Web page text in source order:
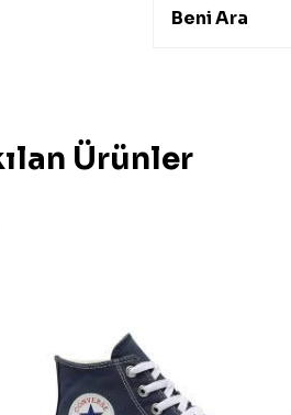
Su geçirmez,
Dayanıklı Su
Beni Ara
Ürünler